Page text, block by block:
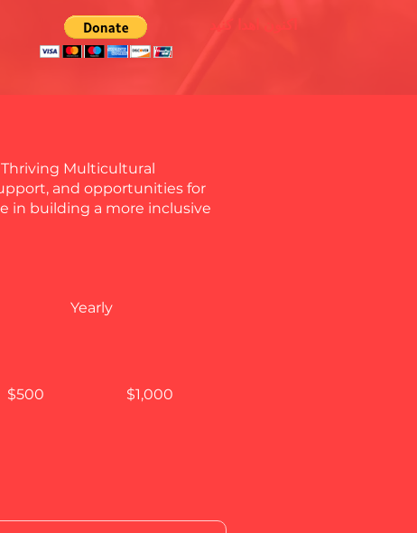
Multicultural
and opportunities for
in building a more inclusive
Yearly
$500 $1,000